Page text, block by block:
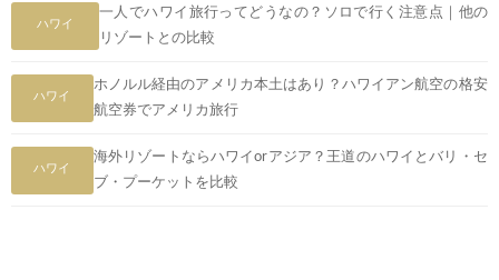
ハワイ
一人でハワイ旅行ってどうなの？ソロで行く注意点｜他の
リゾートとの比較
ハワイ
ホノルル経由のアメリカ本土はあり？ハワイアン航空の格安
航空券でアメリカ旅行
ハワイ
海外リゾートならハワイorアジア？王道のハワイとバリ・セ
ブ・プーケットを比較